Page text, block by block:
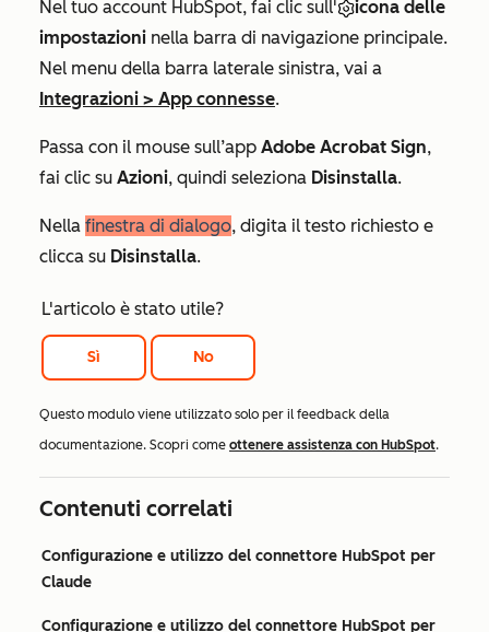
Nel tuo account HubSpot, fai clic sull'
icona delle
impostazioni nella barra di navigazione principale.
Nel menu della barra laterale sinistra, vai a
Integrazioni > App connesse.
Passa con il mouse sull’app Adobe Acrobat Sign,
fai clic su Azioni, quindi seleziona Disinstalla.
Nella finestra di dialogo, digita il testo richiesto e
clicca su Disinstalla.
L'articolo è stato utile?
Sì No
Questo modulo viene utilizzato solo per il feedback della
documentazione. Scopri come ottenere assistenza con HubSpot.
Contenuti correlati
Configurazione e utilizzo del connettore HubSpot per
Claude
Configurazione e utilizzo del connettore HubSpot per